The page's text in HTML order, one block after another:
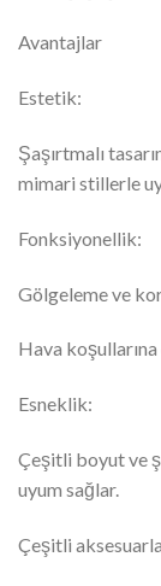
Avantajlar
Estetik:
Şaşırtmalı
mimari stillerle
Fonksiyonellik:
Gölgeleme ve
Hava koşullarına
Esneklik:
Çeşitli boyut ve
uyum sağlar.
Çeşitli